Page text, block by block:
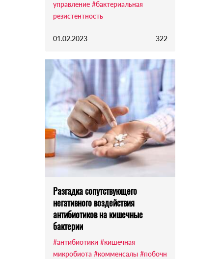
управление #бактериальная
резистентность
01.02.2023 322
Разгадка сопутствующего
негативного воздействия
антибиотиков на кишечные
бактерии
#антибиотики #кишечная
микробиота #комменсалы #побочн